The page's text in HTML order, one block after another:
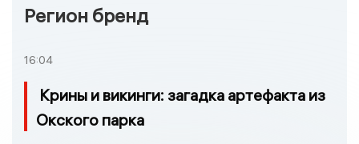
Регион бренд
16:04
Крины и викинги: загадка артефакта из
Окского парка